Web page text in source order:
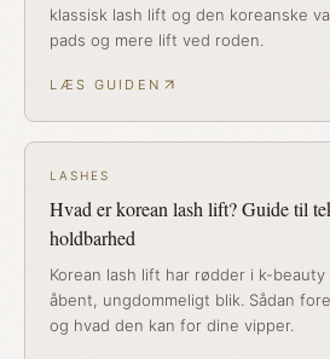
klassisk lash lift og den koreanske
pads og mere lift ved roden.
LÆS GUIDEN
LASHES
Hvad er korean lash lift? Guide til
holdbarhed
Korean lash lift har rødder i k-
åbent, ungdommeligt blik. Sådan
og hvad den kan for dine vipper.